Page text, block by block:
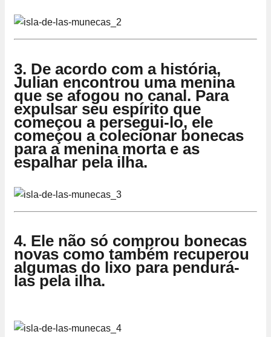
3. De acordo com a história,
Julian encontrou uma menina
que se afogou no canal. Para
expulsar seu espírito que
começou a persegui-lo, ele
começou a colecionar bonecas
para a menina morta e as
espalhar pela ilha.
4. Ele não só comprou bonecas
novas como também recuperou
algumas do lixo para pendurá-
las pela ilha.